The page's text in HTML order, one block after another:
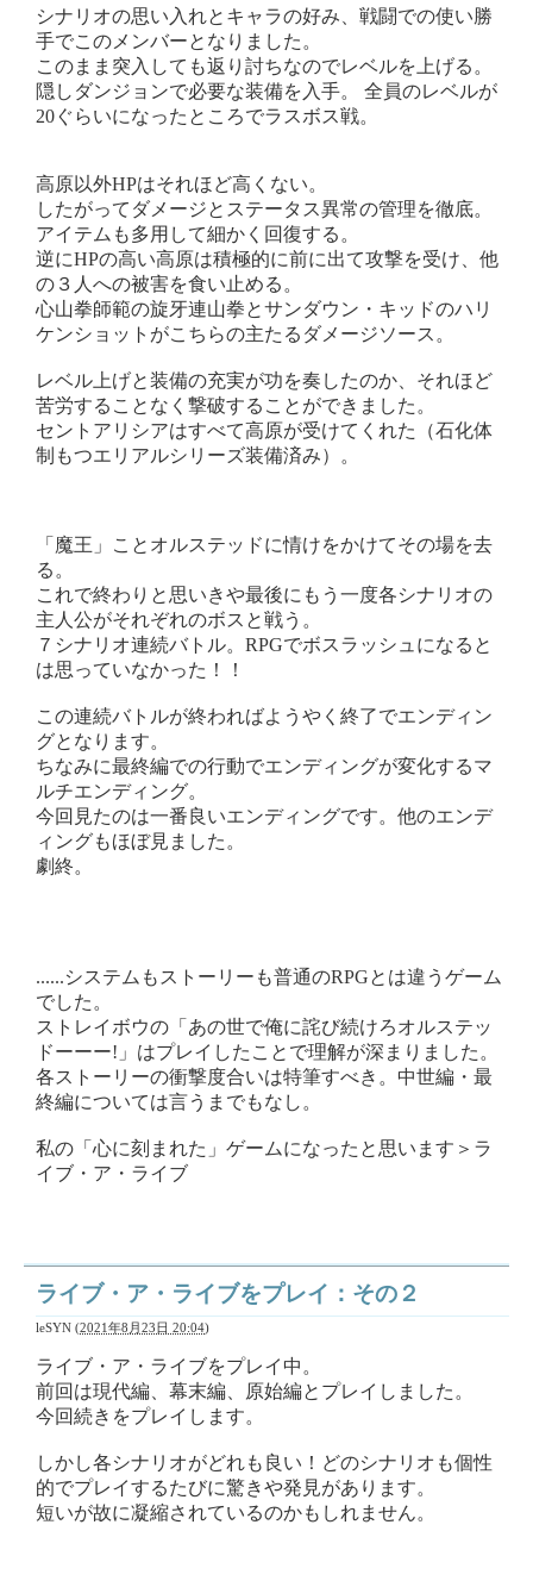
シナリオの思い入れとキャラの好み、戦闘での使い勝
手でこのメンバーとなりました。
このまま突入しても返り討ちなのでレベルを上げる。
隠しダンジョンで必要な装備を入手。 全員のレベルが
20ぐらいになったところでラスボス戦。
高原以外HPはそれほど高くない。
したがってダメージとステータス異常の管理を徹底。
アイテムも多用して細かく回復する。
逆にHPの高い高原は積極的に前に出て攻撃を受け、他
の３人への被害を食い止める。
心山拳師範の旋牙連山拳とサンダウン・キッドのハリ
ケンショットがこちらの主たるダメージソース。
レベル上げと装備の充実が功を奏したのか、それほど
苦労することなく撃破することができました。
セントアリシアはすべて高原が受けてくれた（石化体
制もつエリアルシリーズ装備済み）。
「魔王」ことオルステッドに情けをかけてその場を去
る。
これで終わりと思いきや最後にもう一度各シナリオの
主人公がそれぞれのボスと戦う。
７シナリオ連続バトル。RPGでボスラッシュになると
は思っていなかった！！
この連続バトルが終わればようやく終了でエンディン
グとなります。
ちなみに最終編での行動でエンディングが変化するマ
ルチエンディング。
今回見たのは一番良いエンディングです。他のエンデ
ィングもほぼ見ました。
劇終。
......システムもストーリーも普通のRPGとは違うゲーム
でした。
ストレイボウの「あの世で俺に詫び続けろオルステッ
ドーーー!」はプレイしたことで理解が深まりました。
各ストーリーの衝撃度合いは特筆すべき。中世編・最
終編については言うまでもなし。
私の「心に刻まれた」ゲームになったと思います＞ラ
イブ・ア・ライブ
ライブ・ア・ライブをプレイ：その２
leSYN (2021年8月23日 20:04)
ライブ・ア・ライブをプレイ中。
前回は現代編、幕末編、原始編とプレイしました。
今回続きをプレイします。
しかし各シナリオがどれも良い！どのシナリオも個性
的でプレイするたびに驚きや発見があります。
短いが故に凝縮されているのかもしれません。